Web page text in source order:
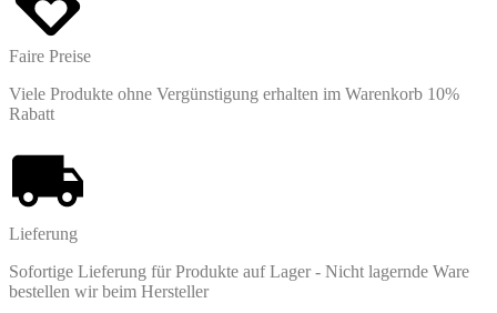
Faire Preise
Viele Produkte ohne Vergünstigung erhalten im Warenkorb 10%
Rabatt
Lieferung
Sofortige Lieferung für Produkte auf Lager - Nicht lagernde Ware
bestellen wir beim Hersteller